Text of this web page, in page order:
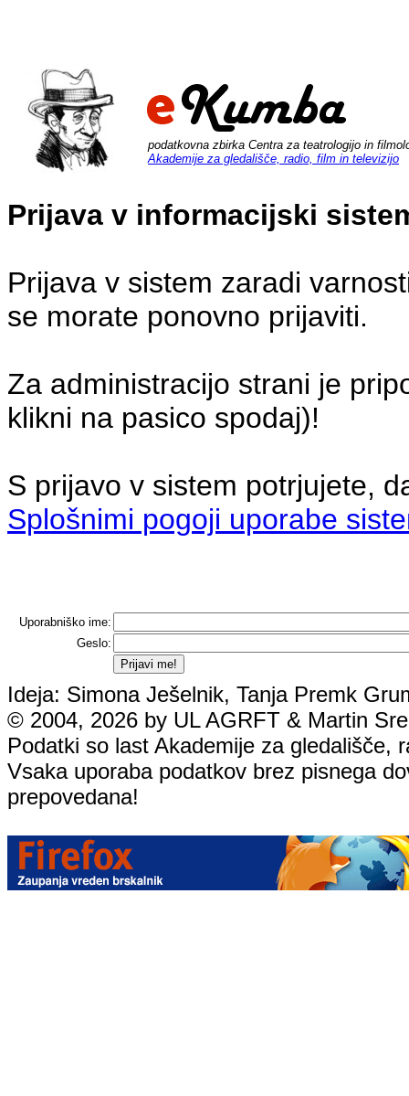
podatkovna zbirka Centra za teatrologijo in
Akademije za gledališče, radio, film in televizijo
Prijava v informacijski
Prijava v sistem zaradi
se morate ponovno prijaviti.
Za administracijo strani je
klikni na pasico spodaj)!
S prijavo v sistem potrjujete,
Splošnimi pogoji uporabe
Uporabniško ime:
Geslo:
Ideja: Simona Ješelnik, Tanja Premk
© 2004, 2026 by UL AGRFT & Martin
Podatki so last Akademije za gledališče,
Vsaka uporaba podatkov brez pisnega
prepovedana!